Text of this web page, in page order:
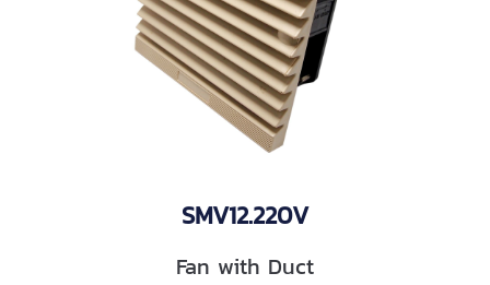
SMV12.220V
Fan with Duct